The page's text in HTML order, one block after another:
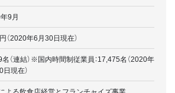
9月
（2020年6月30日現在）
（連結）※国内時間制従業員：17,475名（2020年
現在）